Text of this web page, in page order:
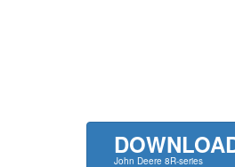
John Deere 8R-series